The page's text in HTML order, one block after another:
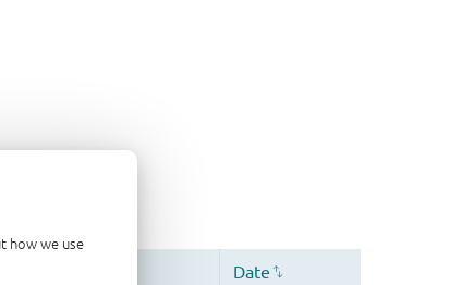
how we use